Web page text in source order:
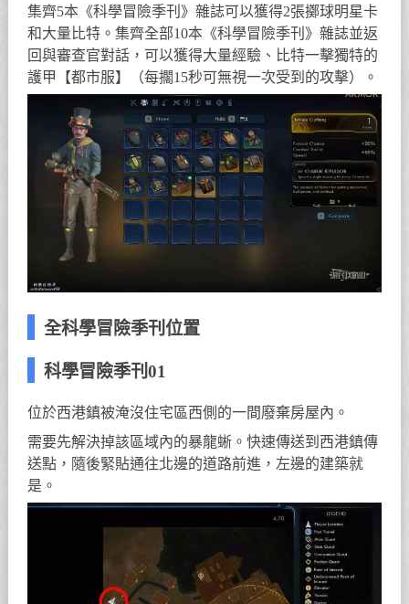
集齊5本《科學冒險季刊》雜誌可以獲得2張擲球明星卡
和大量比特。集齊全部10本《科學冒險季刊》雜誌並返
回與審查官對話，可以獲得大量經驗、比特一擊獨特的
護甲【都市服】（每擱15秒可無視一次受到的攻擊）。
全科學冒險季刊位置
科學冒險季刊01
位於西港鎮被淹沒住宅區西側的一間廢棄房屋內。
需要先解決掉該區域內的暴龍蜥。快速傳送到西港鎮傳
送點，隨後緊貼通往北邊的道路前進，左邊的建築就
是。